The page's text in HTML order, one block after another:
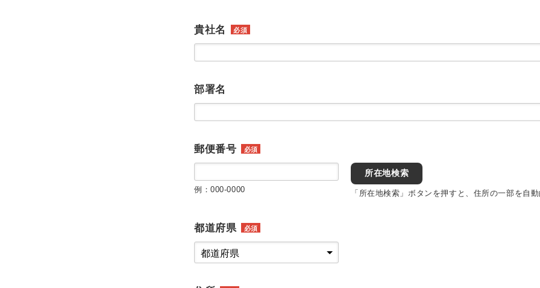
貴社名 必須
部署名
郵便番号 必須
例：000-0000
所在地検索
「所在地検索」ボタンを押すと、住所の一部を自動
都道府県 必須